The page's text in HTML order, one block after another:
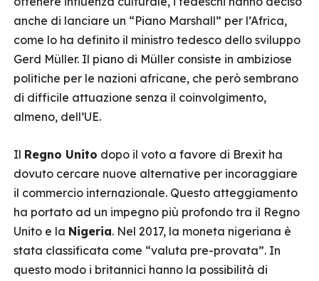
anche di lanciare un “Piano Marshall” per l’Africa,
come lo ha definito il ministro tedesco dello sviluppo
Gerd Müller. Il piano di Müller consiste in ambiziose
politiche per le nazioni africane, che però sembrano
di difficile attuazione senza il coinvolgimento,
almeno, dell’UE.
Il Regno Unito dopo il voto a favore di Brexit ha
dovuto cercare nuove alternative per incoraggiare
il commercio internazionale. Questo atteggiamento
ha portato ad un impegno più profondo tra il Regno
Unito e la Nigeria. Nel 2017, la moneta nigeriana è
stata classificata come “valuta pre-provata”. In
questo modo i britannici hanno la possibilità di